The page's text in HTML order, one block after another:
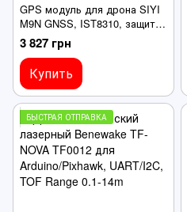
GPS модуль для дрона SIYI
M9N GNSS, IST8310, защита
от помех LNA+SAW, для
Ardupilot/Pixhawk
3 827 грн
Купить
БЫСТРАЯ ОТПРАВКА